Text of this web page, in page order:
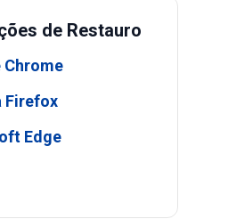
de Restauro
Chrome
Firefox
Edge